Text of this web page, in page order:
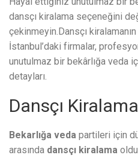
dansçı kiralama seçeneğini
çekinmeyin.Dansçı
İstanbul’daki firmalar,
unutulmaz bir bekârlığa veda
detayları.
Dansçı
Bekarlığa veda partileri için
arasında dansçı kiralama